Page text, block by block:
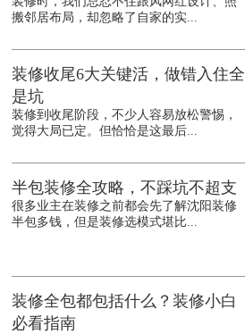
搬邻居布局，却忽略了自家的实...
装修收尾6大关键活，做错入住全
是坑
装修到收尾阶段，不少人容易放松警惕，
觉得大局已定。但恰恰是这最后...
半包装修全攻略，不踩坑不超支
很多业主在装修之前都会先了解沈阳装修
半包多钱，但是装修选模式堪比...
装修全包都包括什么？装修小白
必看指南